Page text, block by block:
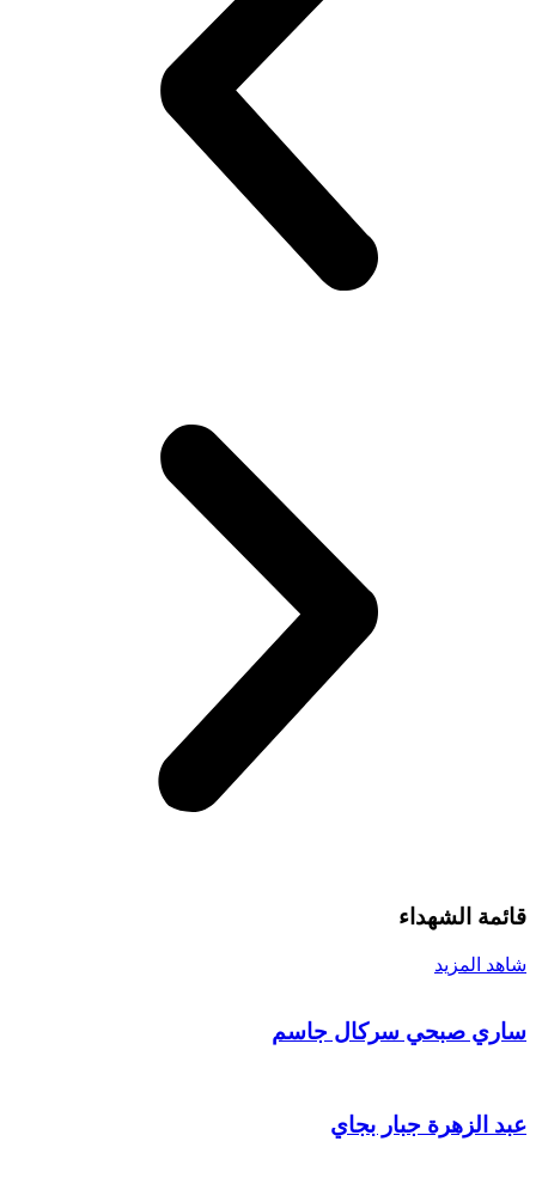
قائمة الشهداء
شاهد المزيد
ساري صبحي سركال جاسم
عبد الزهرة جبار بجاي